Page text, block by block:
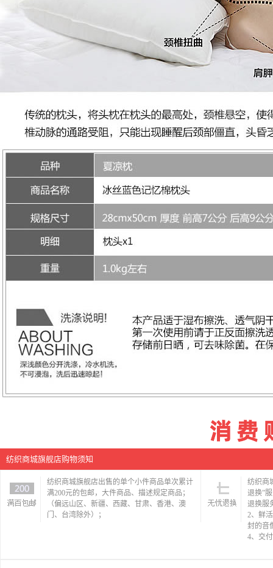
纺织商城旗舰店购物须知
纺织商城旗舰店出售的单个小件商品单次累计
满200元的包邮，大件商品、描述规定商品；
（偏远山区、新疆、西藏、甘肃、香港、澳
门、台湾除外）；
纺织商
退换”
退换服
2、鲜
封的音
4、交